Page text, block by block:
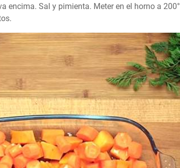
encima. Sal y pimienta. Meter en el horno a 200°